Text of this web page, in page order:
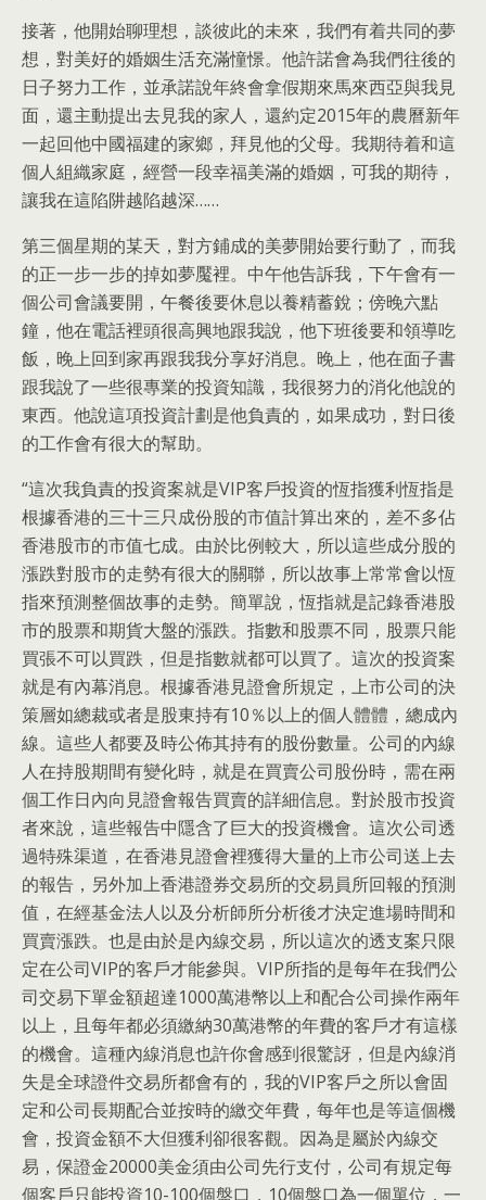
接著，他開始聊理想，談彼此的未來，我們有着共同的夢
想，對美好的婚姻生活充滿憧憬。他許諾會為我們往後的
日子努力工作，並承諾說年終會拿假期來馬來西亞與我見
面，還主動提出去見我的家人，還約定2015年的農曆新年
一起回他中國福建的家鄉，拜見他的父母。我期待着和這
個人組織家庭，經營一段幸福美滿的婚姻，可我的期待，
讓我在這陷阱越陷越深……
第三個星期的某天，對方鋪成的美夢開始要行動了，而我
的正一步一步的掉如夢魘裡。中午他告訴我，下午會有一
個公司會議要開，午餐後要休息以養精蓄銳；傍晚六點
鐘，他在電話裡頭很高興地跟我說，他下班後要和領導吃
飯，晚上回到家再跟我我分享好消息。晚上，他在面子書
跟我說了一些很專業的投資知識，我很努力的消化他說的
東西。他說這項投資計劃是他負責的，如果成功，對日後
的工作會有很大的幫助。
“這次我負責的投資案就是VIP客戶投資的恆指獲利恆指是
根據香港的三十三只成份股的市值計算出來的，差不多佔
香港股市的市值七成。由於比例較大，所以這些成分股的
漲跌對股市的走勢有很大的關聯，所以故事上常常會以恆
指來預測整個故事的走勢。簡單說，恆指就是記錄香港股
市的股票和期貨大盤的漲跌。指數和股票不同，股票只能
買張不可以買跌，但是指數就都可以買了。這次的投資案
就是有內幕消息。根據香港見證會所規定，上市公司的決
策層如總裁或者是股東持有10％以上的個人體體，總成內
線。這些人都要及時公佈其持有的股份數量。公司的內線
人在持股期間有變化時，就是在買賣公司股份時，需在兩
個工作日內向見證會報告買賣的詳細信息。對於股市投資
者來說，這些報告中隱含了巨大的投資機會。這次公司透
過特殊渠道，在香港見證會裡獲得大量的上市公司送上去
的報告，另外加上香港證券交易所的交易員所回報的預測
值，在經基金法人以及分析師所分析後才決定進場時間和
買賣漲跌。也是由於是內線交易，所以這次的透支案只限
定在公司VIP的客戶才能參與。VIP所指的是每年在我們公
司交易下單金額超達1000萬港幣以上和配合公司操作兩年
以上，且每年都必須繳納30萬港幣的年費的客戶才有這樣
的機會。這種內線消息也許你會感到很驚訝，但是內線消
失是全球證件交易所都會有的，我的VIP客戶之所以會固
定和公司長期配合並按時的繳交年費，每年也是等這個機
會，投資金額不大但獲利卻很客觀。因為是屬於內線交
易，保證金20000美金須由公司先行支付，公司有規定每
個客戶只能投資10-100個盤口，10個盤口為一個單位，一